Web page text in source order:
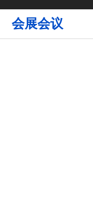
会展会议